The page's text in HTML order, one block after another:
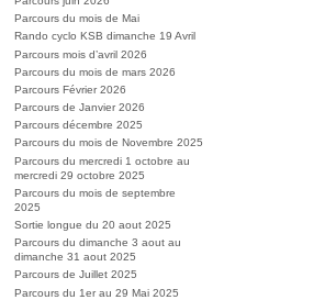
la
recherche
Parcours du mois de Mai
Rando cyclo KSB dimanche 19 Avril
Parcours mois d’avril 2026
Parcours du mois de mars 2026
Parcours Février 2026
Parcours de Janvier 2026
Parcours décembre 2025
Parcours du mois de Novembre 2025
Parcours du mercredi 1 octobre au
mercredi 29 octobre 2025
Parcours du mois de septembre
2025
Sortie longue du 20 aout 2025
Parcours du dimanche 3 aout au
dimanche 31 aout 2025
Parcours de Juillet 2025
Parcours du 1er au 29 Mai 2025